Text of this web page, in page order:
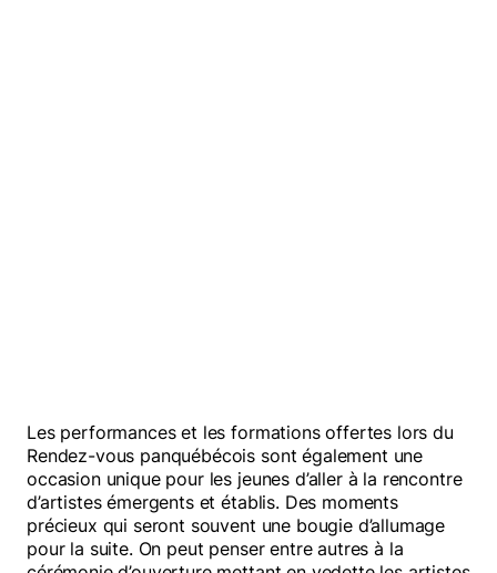
Les performances et les formations offertes lors du
Rendez-vous panquébécois sont également une
occasion unique pour les jeunes d’aller à la rencontre
d’artistes émergents et établis. Des moments
précieux qui seront souvent une bougie d’allumage
pour la suite. On peut penser entre autres à la